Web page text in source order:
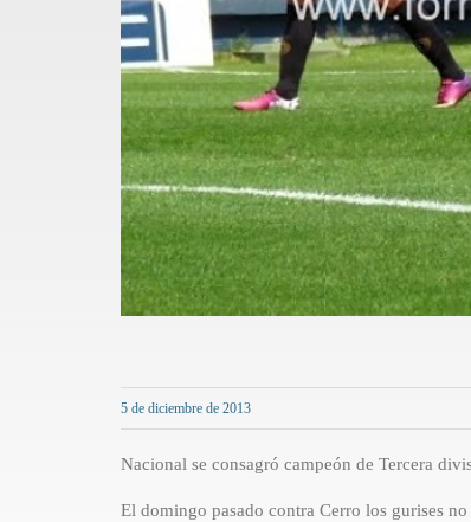
5 de diciembre de 2013
Nacional se consagró campeón de Tercera
El domingo pasado contra Cerro los gurises